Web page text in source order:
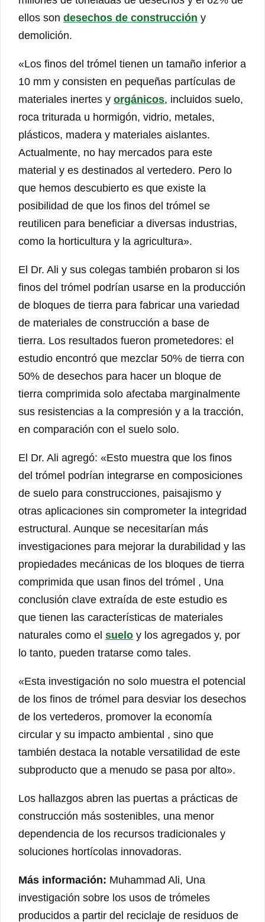
ellos son desechos de construcción y
demolición.
«Los finos del trómel tienen un tamaño inferior a
10 mm y consisten en pequeñas partículas de
materiales inertes y orgánicos, incluidos suelo,
roca triturada u hormigón, vidrio, metales,
plásticos, madera y materiales aislantes.
Actualmente, no hay mercados para este
material y es destinados al vertedero. Pero lo
que hemos descubierto es que existe la
posibilidad de que los finos del trómel se
reutilicen para beneficiar a diversas industrias,
como la horticultura y la agricultura».
El Dr. Ali y sus colegas también probaron si los
finos del trómel podrían usarse en la producción
de bloques de tierra para fabricar una variedad
de materiales de construcción a base de
tierra. Los resultados fueron prometedores: el
estudio encontró que mezclar 50% de tierra con
50% de desechos para hacer un bloque de
tierra comprimida solo afectaba marginalmente
sus resistencias a la compresión y a la tracción,
en comparación con el suelo solo.
El Dr. Ali agregó: «Esto muestra que los finos
del trómel podrían integrarse en composiciones
de suelo para construcciones, paisajismo y
otras aplicaciones sin comprometer la integridad
estructural. Aunque se necesitarían más
investigaciones para mejorar la durabilidad y las
propiedades mecánicas de los bloques de tierra
comprimida que usan finos del trómel , Una
conclusión clave extraída de este estudio es
que tienen las características de materiales
naturales como el suelo y los agregados y, por
lo tanto, pueden tratarse como tales.
«Esta investigación no solo muestra el potencial
de los finos de trómel para desviar los desechos
de los vertederos, promover la economía
circular y su impacto ambiental , sino que
también destaca la notable versatilidad de este
subproducto que a menudo se pasa por alto».
Los hallazgos abren las puertas a prácticas de
construcción más sostenibles, una menor
dependencia de los recursos tradicionales y
soluciones hortícolas innovadoras.
Más información: Muhammad Ali, Una
investigación sobre los usos de trómeles
producidos a partir del reciclaje de residuos de